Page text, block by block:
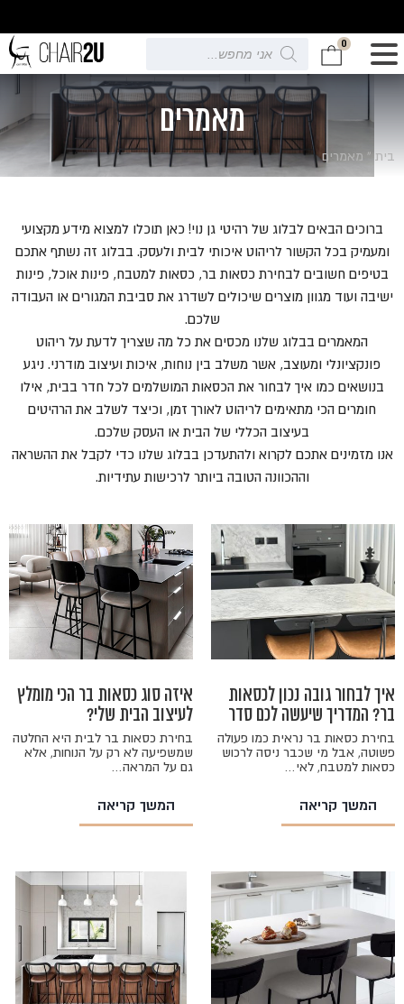
0
Products
search
מאמרים
בית » מאמרים
ברוכים הבאים לבלוג של רהיטי גן נוי! כאן תוכלו למצוא מידע מקצועי
ומעמיק בכל הקשור לריהוט איכותי לבית ולעסק. בבלוג זה נשתף אתכם
בטיפים חשובים לבחירת כסאות בר, כסאות למטבח, פינות אוכל, פינות
ישיבה ועוד מגוון מוצרים שיכולים לשדרג את סביבת המגורים או העבודה
שלכם.
המאמרים בבלוג שלנו מכסים את כל מה שצריך לדעת על ריהוט
פונקציונלי ומעוצב, אשר משלב בין נוחות, איכות ועיצוב מודרני. ניגע
בנושאים כמו איך לבחור את הכסאות המושלמים לכל חדר בבית, אילו
חומרים הכי מתאימים לריהוט לאורך זמן, וכיצד לשלב את הרהיטים
בעיצוב הכללי של הבית או העסק שלכם.
אנו מזמינים אתכם לקרוא ולהתעדכן בבלוג שלנו כדי לקבל את ההשראה
וההכוונה הטובה ביותר לרכישות עתידיות.
איך לבחור גובה נכון לכסאות
בר? המדריך שיעשה לכם סדר
בחירת כסאות בר נראית כמו פעולה
פשוטה, אבל מי שכבר ניסה לרכוש
כסאות למטבח, לאי…
המשך קריאה
איזה סוג כסאות בר הכי מומלץ
לעיצוב הבית שלי?
בחירת כסאות בר לבית היא החלטה
שמשפיעה לא רק על הנוחות, אלא
גם על המראה…
המשך קריאה